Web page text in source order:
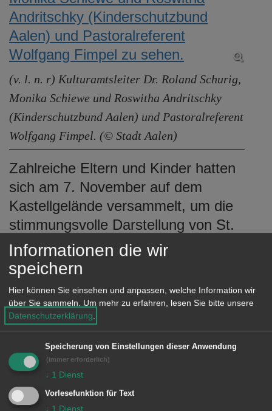
(v. l. n. r) Kulturamtsleiter Dr. Roland Schurig,
Monika Schiewe und Roswitha Andritschky
(Kinderschutzbund Aalen) und Pastoralreferent
Wolfgang Fimpel. (© Stadt Aalen)
Zahlreiche Eltern und Kinder hatten
sich am 7. November auf dem
Kastellgelände versammelt, um die
stimmungsvolle Darstellung von St.
Martin zu erleben, der seinen Mantel
mit einem Bettler teilte. Die
Veranstaltung war von der Stadt Aalen
in Zusammenarbeit mit den
evangelischen und katholischen
und erfreute sich großer Resonanz.
Monika Schiewe und Roswitha
Andritschky vom Kinderschutzbund
Informationen die wir
speichern
Hier können Sie einsehen und anpassen, welche Information wir
über Sie sammeln.
Um mehr zu erfahren, lesen Sie bitte unsere
Datenschutzerklärung
Speicherung von Einstellungen dieser Anwendung
(immer erforderlich)
↓ 1 Dienst
Vorlesefunktion für Text
↓ 1 Dienst